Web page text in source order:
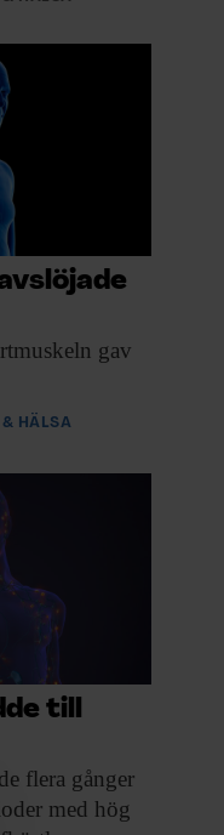
gav
HÄLSA
till
flera gånger
med hög